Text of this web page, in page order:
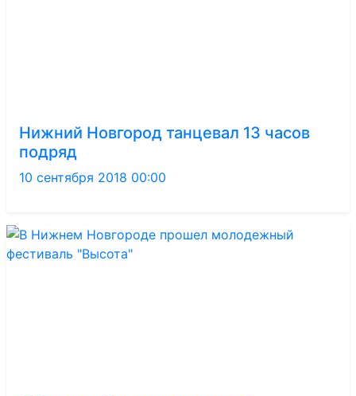
Нижний Новгород танцевал 13 часов
подряд
10 сентября 2018 00:00